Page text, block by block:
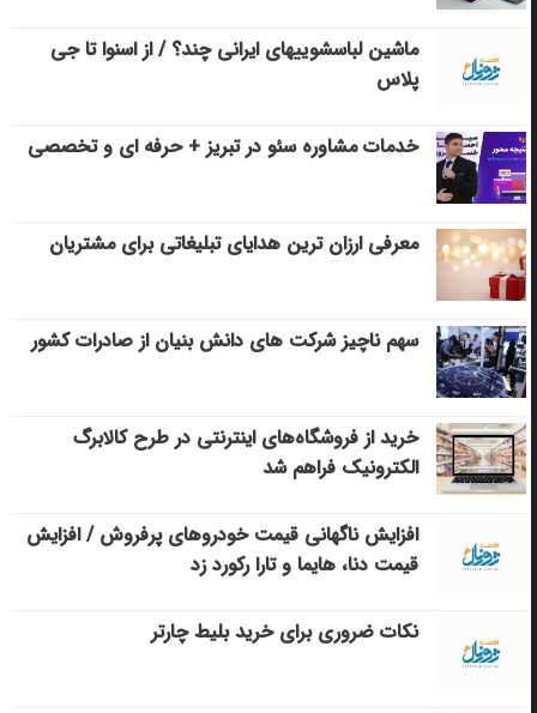
ماشین لباسشویی‎های ایرانی چند؟ / از اسنوا تا جی
پلاس
خدمات مشاوره سئو در تبریز + حرفه ای و تخصصی
معرفی ارزان ترین هدایای تبلیغاتی برای مشتریان
سهم ناچیز شرکت های دانش بنیان از صادرات کشور
خرید از فروشگاه‌های اینترنتی در طرح کالابرگ
الکترونیک فراهم شد
افزایش ناگهانی قیمت خودروهای پرفروش / افزایش
قیمت دنا، هایما و تارا رکورد زد
نکات ضروری برای خرید بلیط چارتر